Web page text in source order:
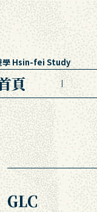
學 Hsin-fei Study
頁
GLC